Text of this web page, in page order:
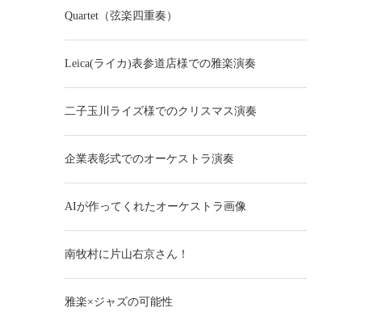
Quartet（弦楽四重奏）
Leica(ライカ)表参道店様での雅楽演奏
二子玉川ライズ様でのクリスマス演奏
企業表彰式でのオーケストラ演奏
AIが作ってくれたオーケストラ画像
南牧村に片山右京さん！
雅楽×ジャズの可能性